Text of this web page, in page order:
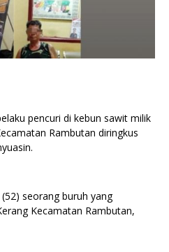
pencuri di kebun sawit milik
Rambutan diringkus
seorang buruh yang
Kecamatan Rambutan,